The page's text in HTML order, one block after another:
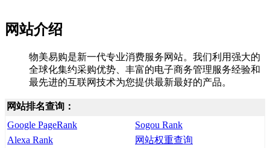
网站介绍
物美易购是新一代专业消费服务网站。我们利用强大的
全球化集约采购优势、丰富的电子商务管理服务经验和
最先进的互联网技术为您提供最新最好的产品。
网站排名查询：
Google PageRank
Sogou Rank
Alexa Rank
网站权重查询